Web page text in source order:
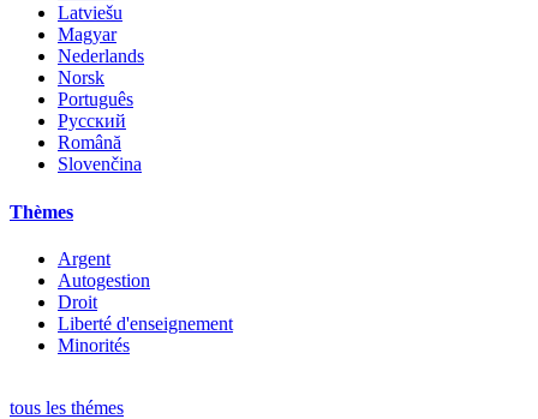
Latviešu
Magyar
Nederlands
Norsk
Português
Русский
Română
Slovenčina
Thèmes
Argent
Autogestion
Droit
Liberté d'enseignement
Minorités
tous les thémes